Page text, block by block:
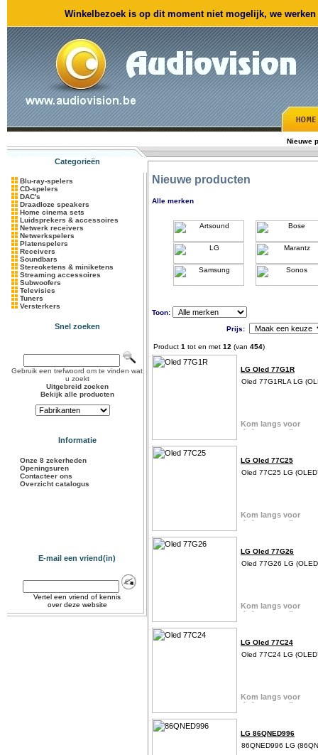
Winkelbezoek is op dit moment niet mogelijk, we
Nieuwe
Categorieën
Blu-ray-spelers
CD-spelers
DAC's
Draadloze speakers
Home cinema sets
Luidsprekers & accessoires
Netwerk receivers
Netwerkspelers
Platenspelers
Receivers
Soundbars
Stereoketens & miniketens
Streaming accessoires
Subwoofers
Televisies
Tuners
Versterkers
Snel zoeken
Gebruik een trefwoord om te vinden wat
u zoekt
Uitgebreid zoeken
Bekijk alle producten
Informatie
Onze 8 zekerheden
Openingsuren
Contacteer ons
Overzicht catalogus
E-mail een vriend(in)
Vertel een vriend of kennis
over deze website
Nieuwe producten
Alle merken
Toon:
Prijs:
Product 1 tot en met 12 (van 454)
LG Oled 77G1R
Oled 77G1RLA LG
LG Oled 77C25
Oled 77C25 LG
LG Oled 77G26
Oled 77G26 LG
LG Oled 77C24
Oled 77C24 LG
LG 86QNED996
86QNED996 LG